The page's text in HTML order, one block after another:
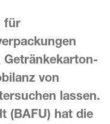
für
Getränkekarton-
von
lassen.
(BAFU) hat die